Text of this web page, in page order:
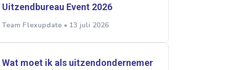
Uitzendbureau Event 2026
Team Flexupdate • 13 juli 2026
Wat moet ik als uitzendondernemer